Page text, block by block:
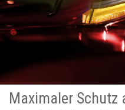
Maximaler Schutz